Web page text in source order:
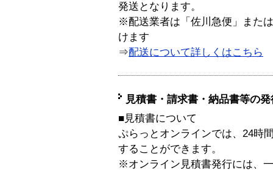
発送となります。
※配送業者は「佐川急便」また
けます
⇒配送について詳しくはこちら
見積書・請求書・納品書等の
■見積書について
ぷらっとオンラインでは、24時
することができます。
※オンライン見積書発行には、